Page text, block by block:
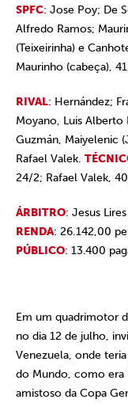
SPFC: Jose Poy; De
Alfredo Ramos;
(Teixeirinha) e
Maurinho (cabeça),
RIVAL: Hernández;
Moyano, Luis
Guzmán, Maiyelenic
Rafael Valek.
24/2; Rafael Valek,
ÁRBITRO: Jesus
RENDA: 26.142,00
PÚBLICO: 13.400
Em um quadrimotor
no dia 12 de julho,
Venezuela, onde
do Mundo, como
amistoso da Copa